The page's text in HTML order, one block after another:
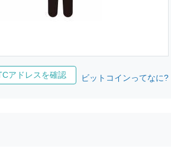
アドレスを確認 ビットコインってなに?